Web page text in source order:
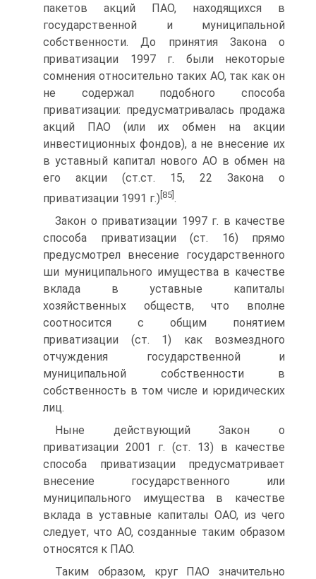
пакетов акций ПАО, находящихся в
государственной и муниципальной
собственности. До принятия Закона о
приватизации 1997 г. были некоторые
сомнения относительно таких АО, так как он
не содержал подобного способа
приватизации: предусматривалась продажа
акций ПАО (или их обмен на акции
инвестиционных фондов), а не внесение их
в уставный капитал нового АО в обмен на
его акции (ст.ст. 15, 22 Закона о
приватизации 1991 г.) [85].
Закон о приватизации 1997 г. в качестве
способа приватизации (ст. 16) прямо
предусмотрел внесение государственного
ши муниципального имущества в качестве
вклада в уставные капиталы
хозяйственных обществ, что вполне
соотносится с общим понятием
приватизации (ст. 1) как возмездного
отчуждения государственной и
муниципальной собственности в
собственность в том числе и юридических
лиц.
Ныне действующий Закон о
приватизации 2001 г. (ст. 13) в качестве
способа приватизации предусматривает
внесение государственного или
муниципального имущества в качестве
вклада в уставные капиталы ОАО, из чего
следует, что АО, созданные таким образом
относятся к ПАО.
Таким образом, круг ПАО значительно